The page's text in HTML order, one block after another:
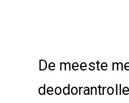
De meeste
Olympisch
Lego laat opnieuw